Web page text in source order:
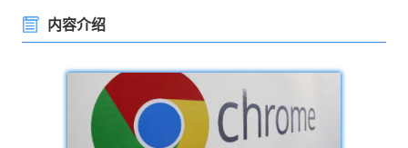
内容介绍